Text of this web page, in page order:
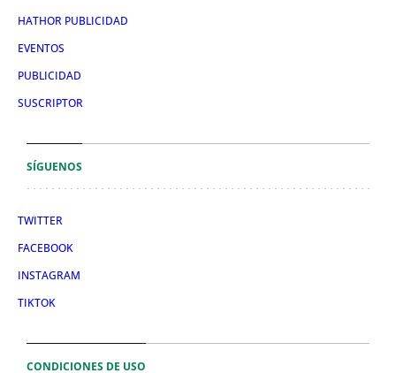
HATHOR PUBLICIDAD
EVENTOS
PUBLICIDAD
SUSCRIPTOR
SÍGUENOS
TWITTER
FACEBOOK
INSTAGRAM
TIKTOK
CONDICIONES DE USO